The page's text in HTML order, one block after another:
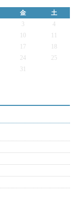
金
土
3
4
17
24
25
31